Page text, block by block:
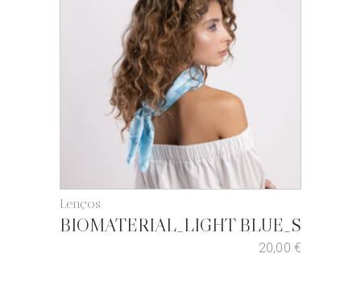
Lenços
BIOMATERIAL_LIGHT BLUE_S
20,00 €